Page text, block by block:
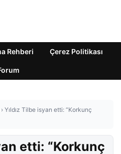
Rehberi Çerez Politikası
› Yıldız Tilbe isyan etti: “Korkunç
etti: “Korkunç